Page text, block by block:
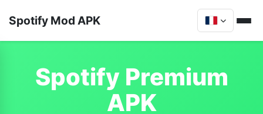
Spotify Mod APK
Spotify Premium
APK